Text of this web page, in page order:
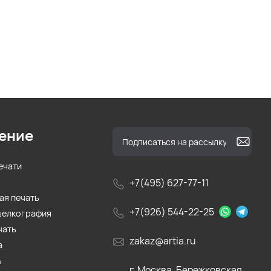
+7(495) 627-77-11
+7(926) 544-22-25
zakaz@artia.ru
печать